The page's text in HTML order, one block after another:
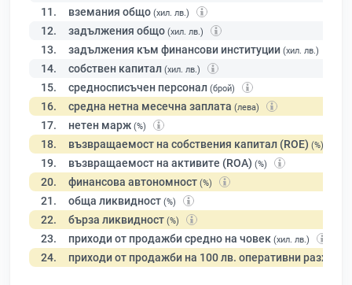
11. вземания общо (хил. лв.)
12. задължения общо (хил. лв.)
13. задължения към финансови институции (хил. лв.)
14. собствен капитал (хил. лв.)
15. средносписъчен персонал (брой)
16. средна нетна месечна заплата (лева)
17. нетен марж (%)
18. възвращаемост на собствения капитал (ROE) (%)
19. възвращаемост на активите (ROA) (%)
20. финансова автономност (%)
21. обща ликвидност (%)
22. бърза ликвидност (%)
23. приходи от продажби средно на човек (хил. лв.)
24. приходи от продажби на 100 лв. оперативни разходи